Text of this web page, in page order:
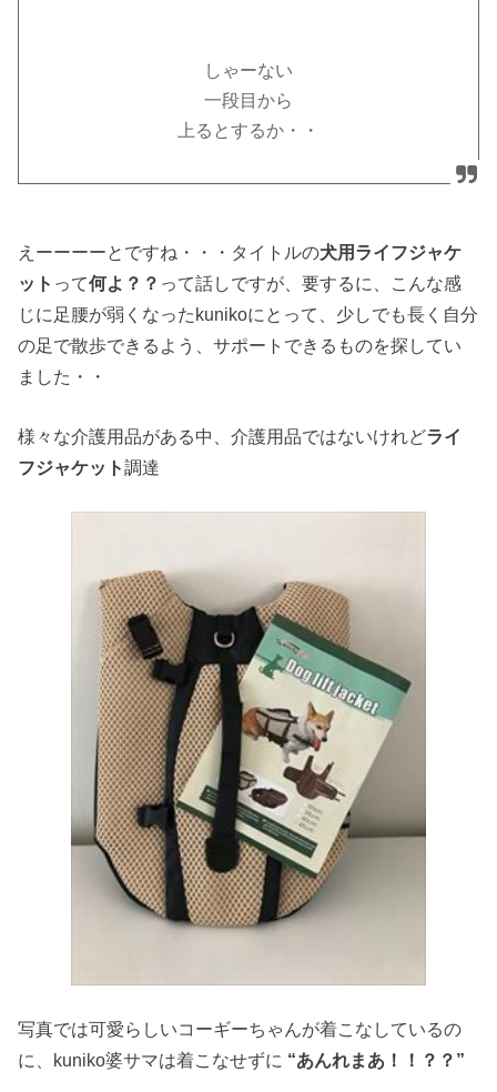
しゃーない
一段目から
上るとするか・・
えーーーーとですね・・・タイトルの犬用ライフジャケ
ット って何よ？？ って話しですが、要するに、こんな感
じに足腰が弱くなったkunikoにとって、少しでも長く自分
の足で散歩できるよう、サポートできるものを探してい
ました・・
様々な介護用品がある中、介護用品ではないけれどライ
フジャケット調達
写真では可愛らしいコーギーちゃんが着こなしているの
に、kuniko婆サマは着こなせずに “あんれまあ！！？？”